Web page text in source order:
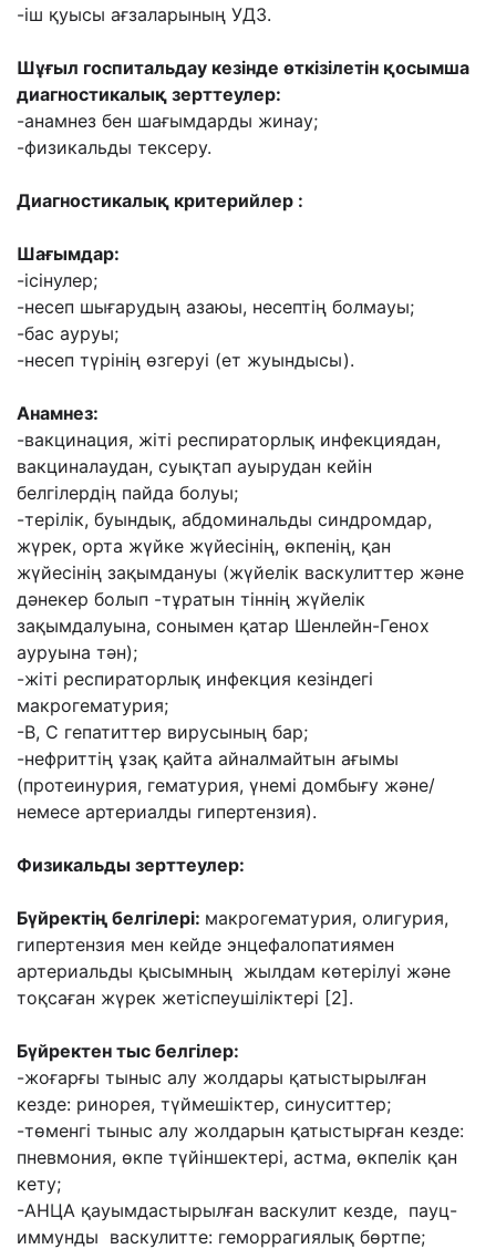
-іш қуысы ағзаларының УДЗ.
Шұғыл госпитальдау кезінде өткізілетін қосымша
диагностикалық зерттеулер:
-анамнез бен шағымдарды жинау;
-физикальды тексеру.
Диагностикалық критерийлер :
Шағымдар:
-ісінулер;
-несеп шығарудың азаюы, несептің болмауы;
-бас ауруы;
-несеп түрінің өзгеруі (ет жуындысы).
Анамнез:
-вакцинация, жіті респираторлық инфекциядан,
вакциналаудан, суықтап ауырудан кейін
белгілердің пайда болуы;
-терілік, буындық, абдоминальды синдромдар,
жүрек, орта жүйке жүйесінің, өкпенің, қан
жүйесінің зақымдануы (жүйелік васкулиттер және
дәнекер болып -тұратын тіннің жүйелік
зақымдалуына, сонымен қатар Шенлейн-Генох
ауруына тән);
-жіті респираторлық инфекция кезіндегі
макрогематурия;
-В, С гепатиттер вирусының бар;
-нефриттің ұзақ қайта айналмайтын ағымы
(протеинурия, гематурия, үнемі домбығу және/
немесе артериалды гипертензия).
Физикальды зерттеулер:
Бүйректің белгілері: макрогематурия, олигурия,
гипертензия мен кейде энцефалопатиямен
артериальды қысымның жылдам көтерілуі және
тоқсаған жүрек жетіспеушіліктері [2].
Бүйректен тыс белгілер:
-жоғарғы тыныс алу жолдары қатыстырылған
кезде: ринорея, түймешіктер, синуситтер;
-төменгі тыныс алу жолдарын қатыстырған кезде:
пневмония, өкпе түйіншектері, астма, өкпелік қан
кету;
-АНЦА қауымдастырылған васкулит кезде, пауц-
иммунды васкулитте: геморрагиялық бөртпе;